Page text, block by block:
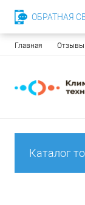
Главная Отзывы
Каталог
ОБРАТНАЯ